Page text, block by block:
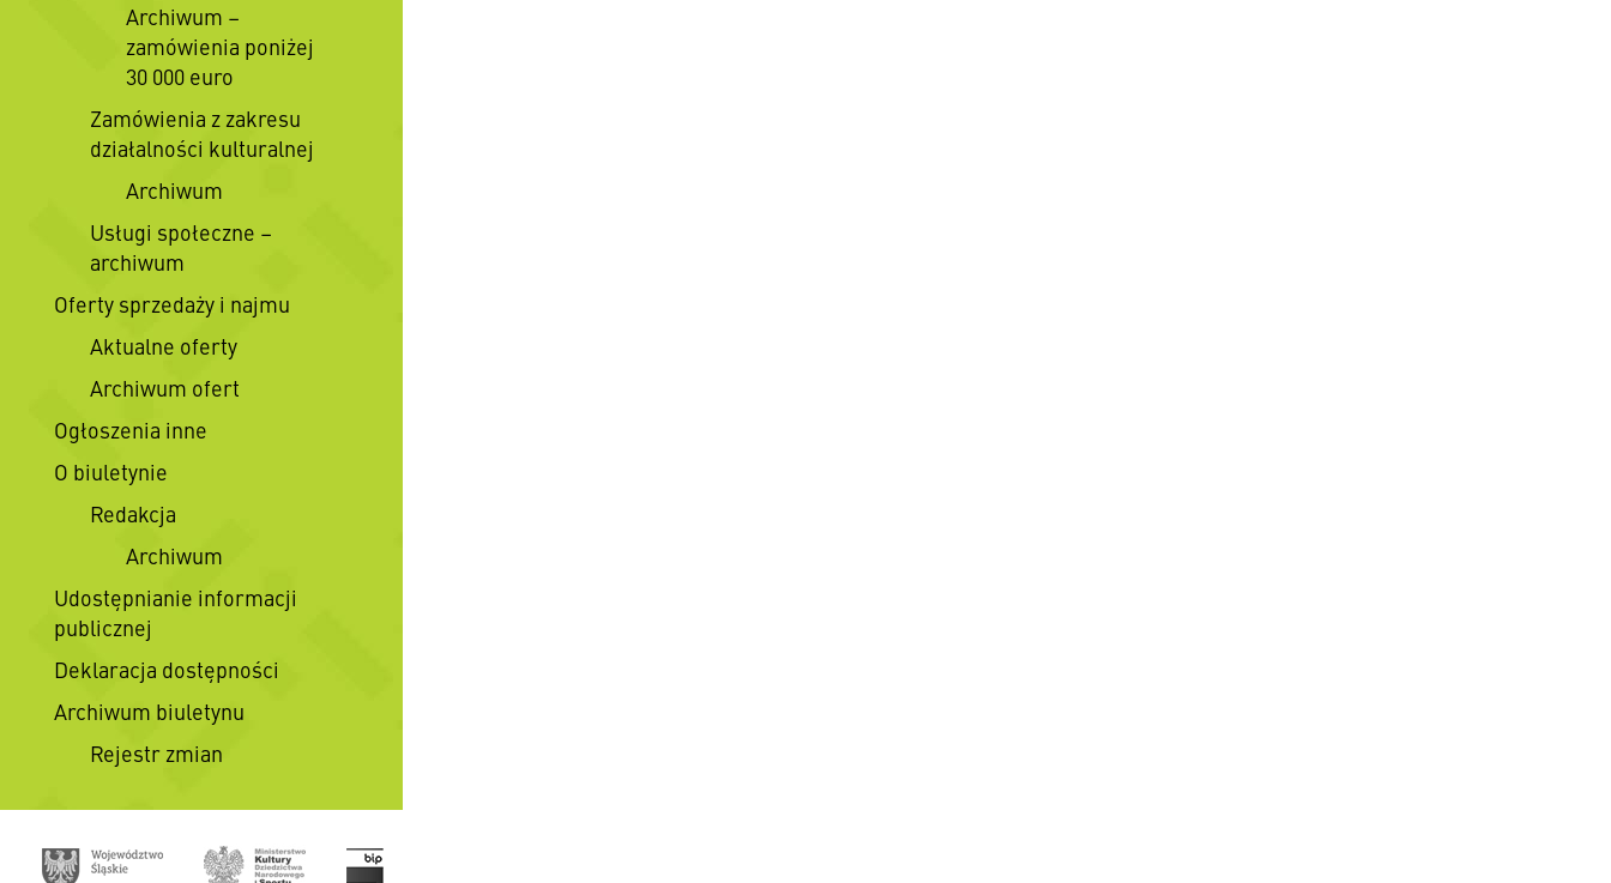
Archiwum –
zamówienia poniżej
30 000 euro
Zamówienia z zakresu
działalności kulturalnej
Archiwum
Usługi społeczne –
archiwum
Oferty sprzedaży i najmu
Aktualne oferty
Archiwum ofert
Ogłoszenia inne
O biuletynie
Redakcja
Archiwum
Udostępnianie informacji
publicznej
Deklaracja dostępności
Archiwum biuletynu
Rejestr zmian